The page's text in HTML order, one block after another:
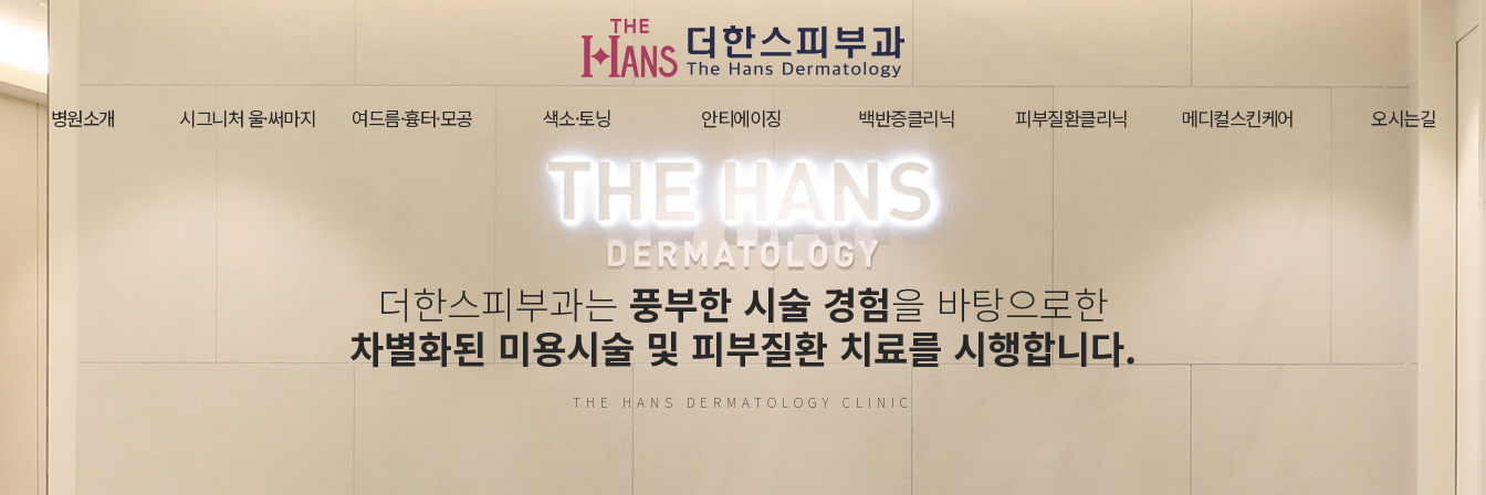
병원소개 시그니처 울·써마지 여드름·흉터·모공 색소·토닝 안티에이징 백반증클리닉 피부질환클리닉 메디컬스킨케어 오시는길
더한스피부과는 풍부한 시술 경험을 바탕으로한
차별화된 미용시술 및 피부질환 치료를 시행합니다.
THE HANS DERMATOLOGY CLINIC